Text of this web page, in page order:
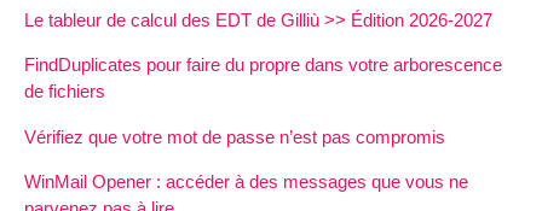
Le tableur de calcul des EDT de Gilliù >> Édition 2026-2027
FindDuplicates pour faire du propre dans votre arborescence
de fichiers
Vérifiez que votre mot de passe n’est pas compromis
WinMail Opener : accéder à des messages que vous ne